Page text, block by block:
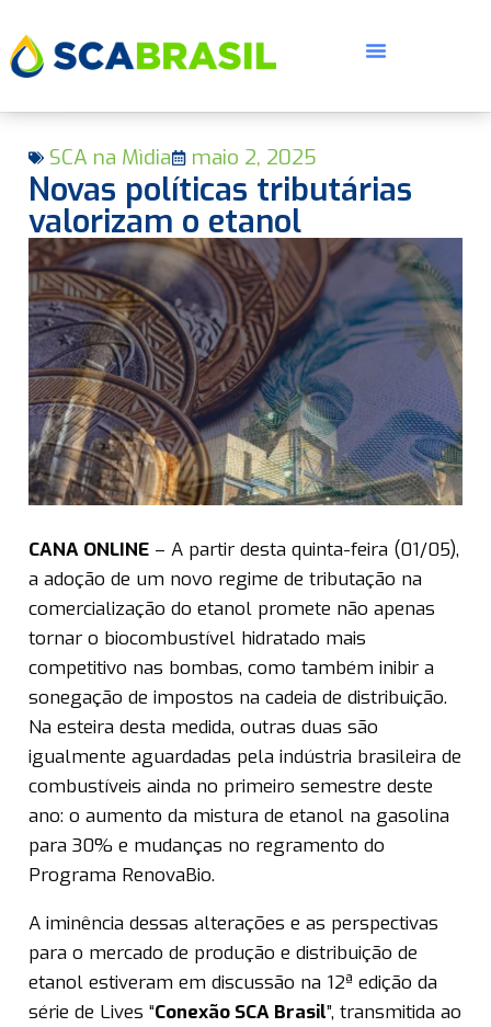
SCA na Mìdia maio 2, 2025
Novas políticas tributárias
valorizam o etanol
CANA ONLINE – A partir desta quinta-feira (01/05),
a adoção de um novo regime de tributação na
comercialização do etanol promete não apenas
tornar o biocombustível hidratado mais
competitivo nas bombas, como também inibir a
sonegação de impostos na cadeia de distribuição.
Na esteira desta medida, outras duas são
igualmente aguardadas pela indústria brasileira de
combustíveis ainda no primeiro semestre deste
ano: o aumento da mistura de etanol na gasolina
para 30% e mudanças no regramento do
Programa RenovaBio.
A iminência dessas alterações e as perspectivas
para o mercado de produção e distribuição de
etanol estiveram em discussão na 12ª edição da
série de Lives “Conexão SCA Brasil”, transmitida ao